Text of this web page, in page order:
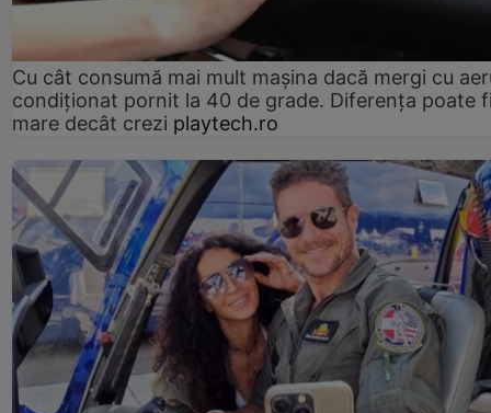
Cu cât consumă mai mult mașina dacă mergi cu
condiționat pornit la 40 de grade. Diferența poate
mare decât crezi playtech.ro